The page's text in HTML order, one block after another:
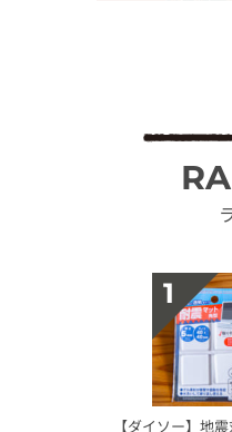
【ダイソー】地